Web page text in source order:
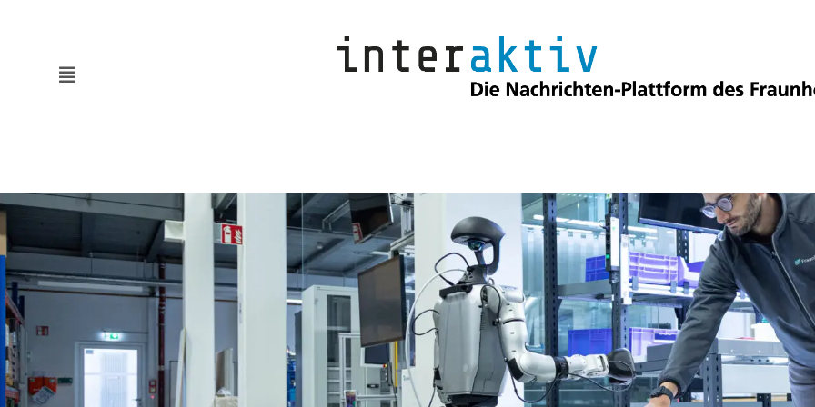
Automatisierung & Robotik
Batterie & Wasserstoff
Digitalisierung
Embodied AI